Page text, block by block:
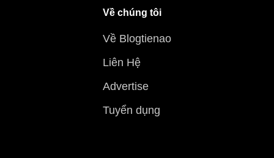
Về chúng tôi
Về Blogtienao
Liên Hệ
Advertise
Tuyển dụng